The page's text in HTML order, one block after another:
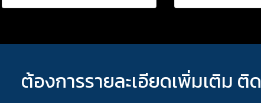
ต้องการรายละเอียดเพิ่มเติม ติ